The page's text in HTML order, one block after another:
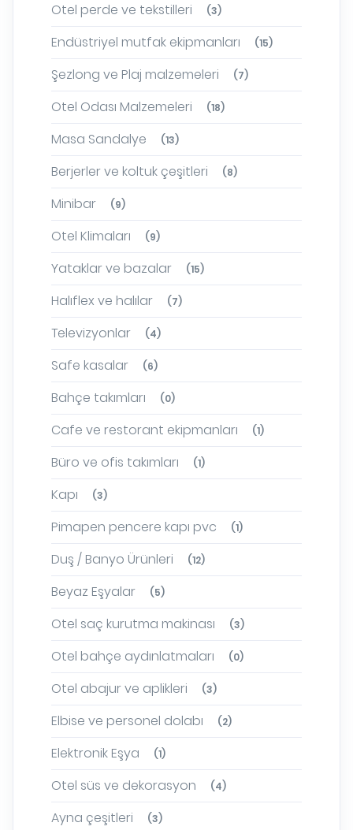
Otel perde ve tekstilleri (3)
Endüstriyel mutfak ekipmanları (15)
Şezlong ve Plaj malzemeleri (7)
Otel Odası Malzemeleri (18)
Masa Sandalye (13)
Berjerler ve koltuk çeşitleri (8)
Minibar (9)
Otel Klimaları (9)
Yataklar ve bazalar (15)
Halıflex ve halılar (7)
Televizyonlar (4)
Safe kasalar (6)
Bahçe takımları (0)
Cafe ve restorant ekipmanları (1)
Büro ve ofis takımları (1)
Kapı (3)
Pimapen pencere kapı pvc (1)
Duş / Banyo Ürünleri (12)
Beyaz Eşyalar (5)
Otel saç kurutma makinası (3)
Otel bahçe aydınlatmaları (0)
Otel abajur ve aplikleri (3)
Elbise ve personel dolabı (2)
Elektronik Eşya (1)
Otel süs ve dekorasyon (4)
Ayna çeşitleri (3)